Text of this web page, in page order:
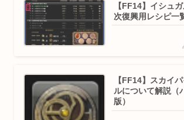
【FF14】イシュ
次復興用レシピ一
【FF14】スカイ
ルについて解説（
版）